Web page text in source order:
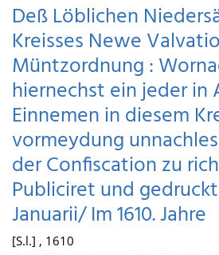
Deß Löblichen
Kreisses Newe
Müntzordnung :
hiernechst ein jeder in
Einnemen in diesem
vormeydung
der Confiscation zu
Publiciret und
Januarii/ Im 1610. Jahre
[S.l.] , 1610